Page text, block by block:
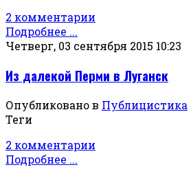
2 комментарии
Подробнее ...
Четверг, 03 сентября 2015 10:23
Из далекой Перми в Луганск
Опубликовано в Публицистика
Теги
2 комментарии
Подробнее ...